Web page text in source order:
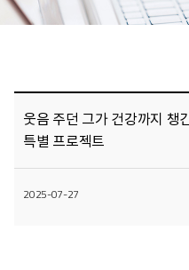
웃음 주던 그가 건강까지 챙
특별 프로젝트
2025-07-27